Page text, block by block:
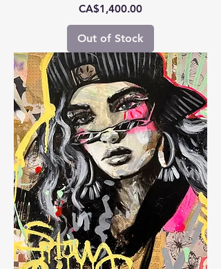
Price
CA$1,400.00
Out of Stock